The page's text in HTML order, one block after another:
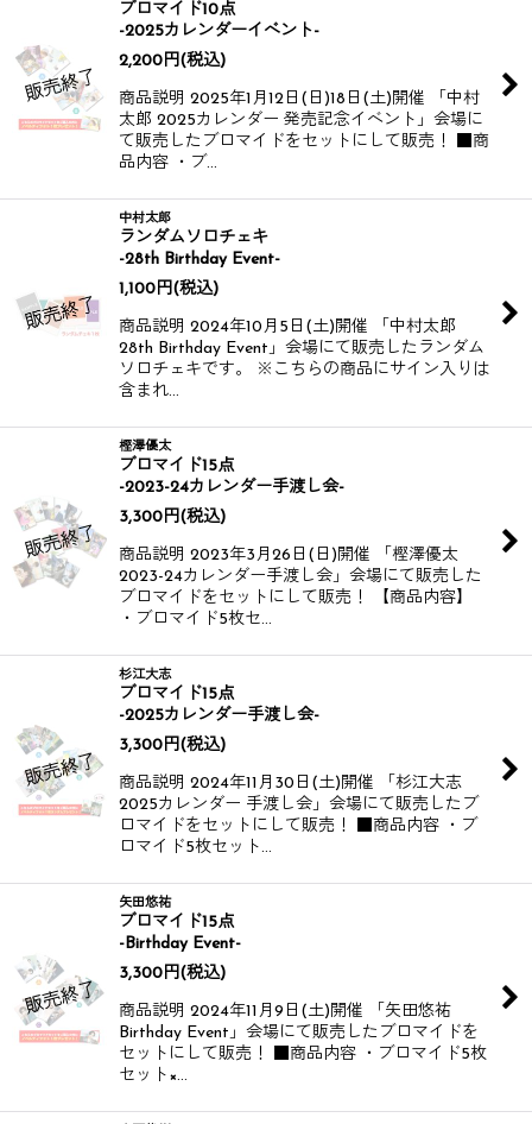
ブロマイド10点
-2025カレンダーイベント-
2,200 円(税込)
商品説明 2025年1月12日(日)18日(土)開催 「中村
太郎 2025カレンダー 発売記念イベント」会場に
て販売したブロマイドをセットにして販売！ ■商
品内容 ・ブ…
中村太郎
ランダムソロチェキ
-28th Birthday Event-
1,100 円(税込)
商品説明 2024年10月5日(土)開催 「中村太郎
28th Birthday Event」会場にて販売したランダム
ソロチェキです。 ※こちらの商品にサイン入りは
含まれ…
樫澤優太
ブロマイド15点
-2023-24カレンダー手渡し会-
3,300 円(税込)
商品説明 2023年3月26日(日)開催 「樫澤優太
2023-24カレンダー手渡し会」会場にて販売した
ブロマイドをセットにして販売！ 【商品内容】
・ブロマイド5枚セ…
杉江大志
ブロマイド15点
-2025カレンダー手渡し会-
3,300 円(税込)
商品説明 2024年11月30日(土)開催 「杉江大志
2025カレンダー 手渡し会」会場にて販売したブ
ロマイドをセットにして販売！ ■商品内容 ・ブ
ロマイド5枚セット…
矢田悠祐
ブロマイド15点
-Birthday Event-
3,300 円(税込)
商品説明 2024年11月9日(土)開催 「矢田悠祐
Birthday Event」会場にて販売したブロマイドを
セットにして販売！ ■商品内容 ・ブロマイド5枚
セット×…